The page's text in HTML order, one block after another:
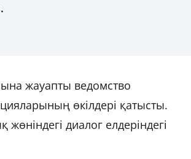
жауапты ведомство
өкілдері қатысты.
диалог елдеріндегі